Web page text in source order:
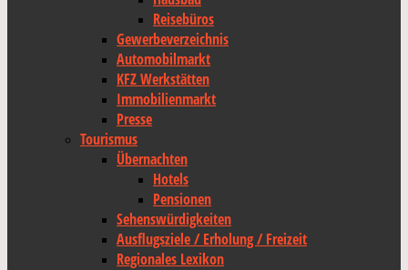
Reisebüros
Gewerbeverzeichnis
Automobilmarkt
KFZ Werkstätten
Immobilienmarkt
Presse
Tourismus
Übernachten
Hotels
Pensionen
Sehenswürdigkeiten
Ausflugsziele / Erholung / Freizeit
Regionales Lexikon